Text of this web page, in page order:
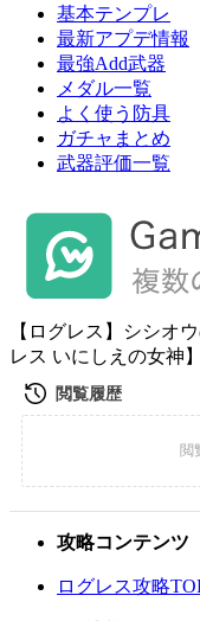
基本テンプレ
最新アプデ情報
最強Add武器
メダル一覧
よく使う防具
ガチャまとめ
武器評価一覧
【ログレス】シシオ
レス いにしえの女神】
攻略コンテンツ
ログレス攻略